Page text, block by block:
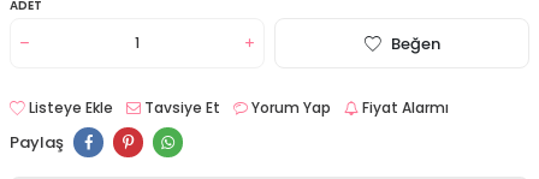
ADET
Beğen
Listeye Ekle Tavsiye Et Yorum Yap Fiyat Alarmı
Paylaş